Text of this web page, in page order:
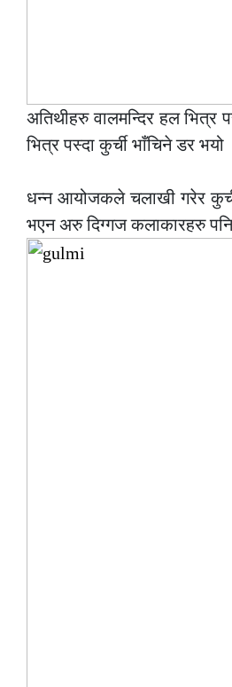
अतिथीहरु वालमन्दिर हल भित्र
भित्र पस्दा कुर्ची भाँचिने डर भयो
धन्न आयोजकले चलाखी गरेर
भएन अरु दिग्गज कलाकारहरु पनि